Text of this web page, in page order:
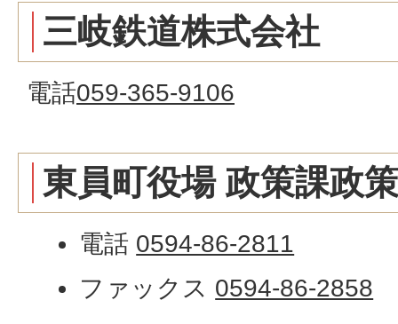
三岐鉄道株式会社
電話059-365-9106
東員町役場 政策課政
電話 0594-86-2811
ファックス 0594-86-2858